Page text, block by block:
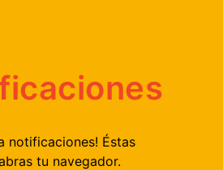
notificaciones! Éstas
tu navegador.